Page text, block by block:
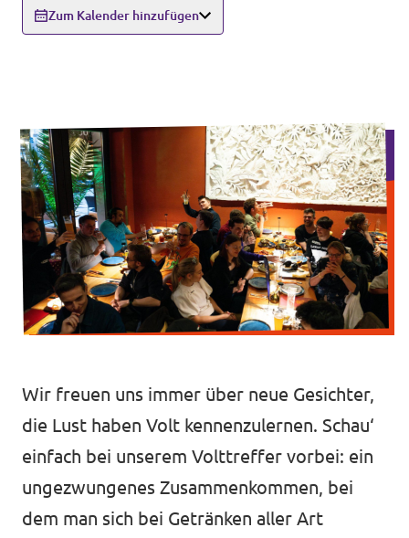
Unterstützungsunterschriften
Mache bei Volt mit!
Deine Spende an Volt Berlin
Zum Kalender hinzufügen
Wir freuen uns immer über neue Gesichter,
die Lust haben Volt kennenzulernen. Schau‘
einfach bei unserem Volttreffer vorbei: ein
ungezwungenes Zusammenkommen, bei
dem man sich bei Getränken aller Art